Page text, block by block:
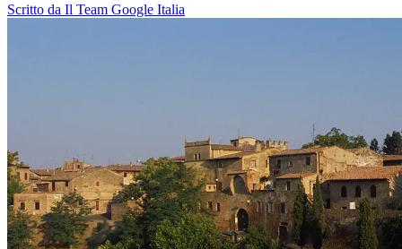
Scritto da Il Team Google Italia